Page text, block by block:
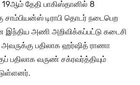
19ஆம் தேதி பாகிஸ்தானில் 8
சாம்பியன்ஸ் டிராபி தொடர் நடைபெற
இந்திய அணி அறிவிக்கப்பட்டு கடைசி
அவருக்கு பதிலாக ஹர்ஷித் ராணா
பதிலாக வருண் சக்ரவர்த்தியும்